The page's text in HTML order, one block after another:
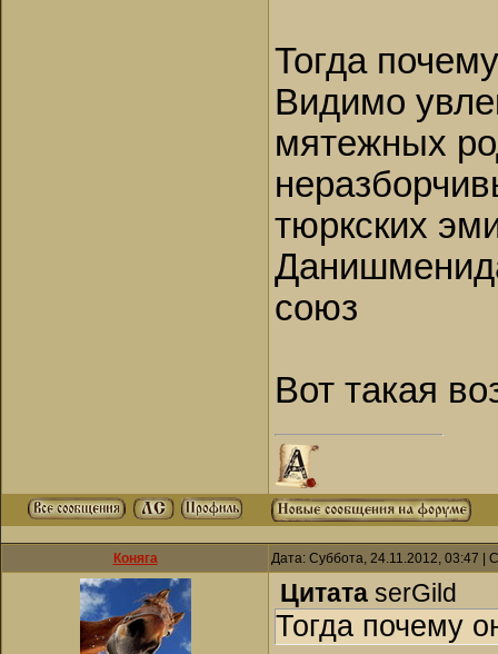
Тогда
Видимо
мятежных
тюркских
союз
Вот такая
Коняга Дата: Суббота, 24.11.2012, 03:47 |
Цитата serGild
Тогда почему